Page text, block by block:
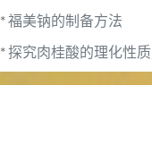
*福美钠的制备方法
*探究肉桂酸的理化性质